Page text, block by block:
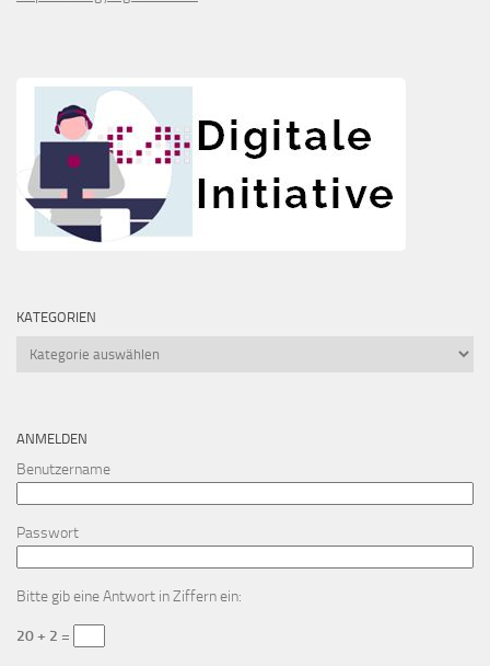
KATEGORIEN
Kategorien
ANMELDEN
Benutzername
Passwort
Bitte gib eine Antwort in Ziffern ein:
20 + 2 =